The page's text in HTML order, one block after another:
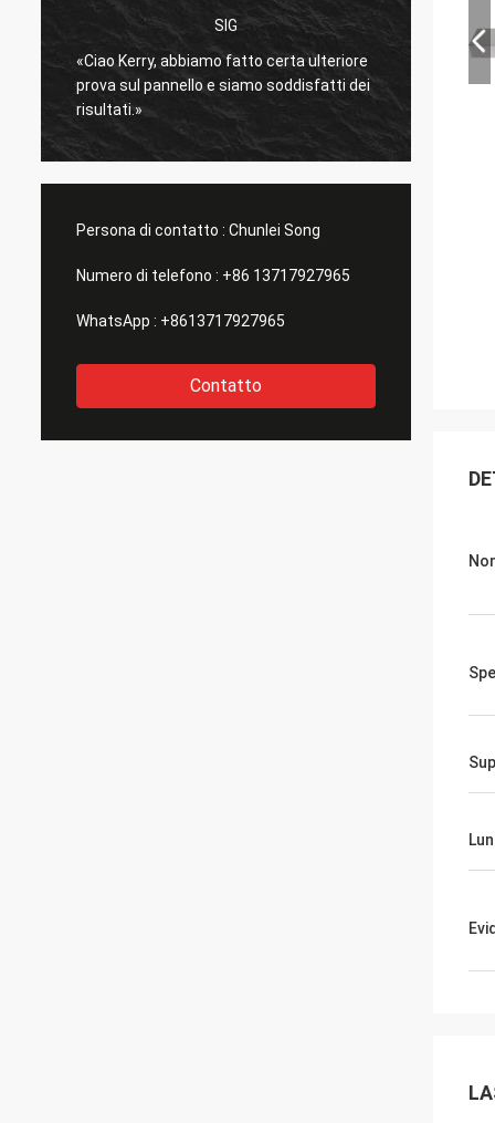
SIG
«Ciao Kerry, abbiamo fatto certa ulteriore
prova sul pannello e siamo soddisfatti dei
risultati.»
Persona di contatto : Chunlei Song
Numero di telefono : +86 13717927965
WhatsApp : +8613717927965
Contatto